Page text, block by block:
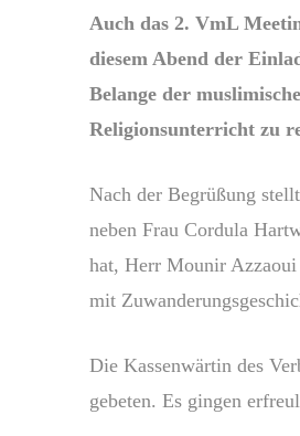
Auch das 2. VmL
diesem Abend der
Belange der
Religionsunterricht zu
Nach der Begrüßung
neben Frau Cordula
hat, Herr Mounir
mit
Die Kassenwärtin des
gebeten. Es gingen